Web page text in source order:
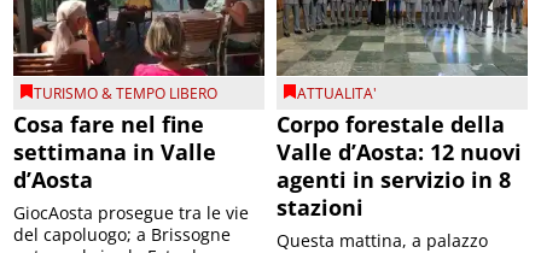
TURISMO & TEMPO LIBERO
Cosa fare nel fine
settimana in Valle
d’Aosta
GiocAosta prosegue tra le vie
del capoluogo; a Brissogne
ATTUALITA'
Corpo forestale della
Valle d’Aosta: 12 nuovi
agenti in servizio in 8
stazioni
Questa mattina, a palazzo